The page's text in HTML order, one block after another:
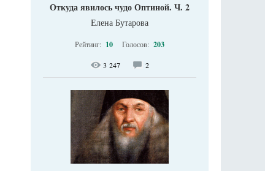
Откуда явилось чудо Оптиной. Ч. 2
Елена Бутарова
Рейтинг: 10 Голосов: 203
3 247 2